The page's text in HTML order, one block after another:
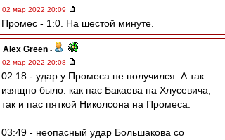
02 мар 2022 20:09
Промес - 1:0. На шестой минуте.
Alex Green -
02 мар 2022 20:08
02:18 - удар у Промеса не получился. А так
изящно было: как пас Бакаева на Хлусевича,
так и пас пяткой Николсона на Промеса.
03:49 - неопасный удар Большакова со